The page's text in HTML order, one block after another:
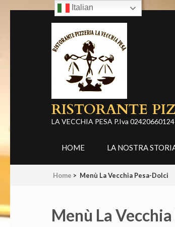
RISTORANTE
LA VECCHIA PESA P.Iva 02420660124
HOME LA NOSTRA
Home > Menù La Vecchia Pesa-Dolci
Menù La
Italian